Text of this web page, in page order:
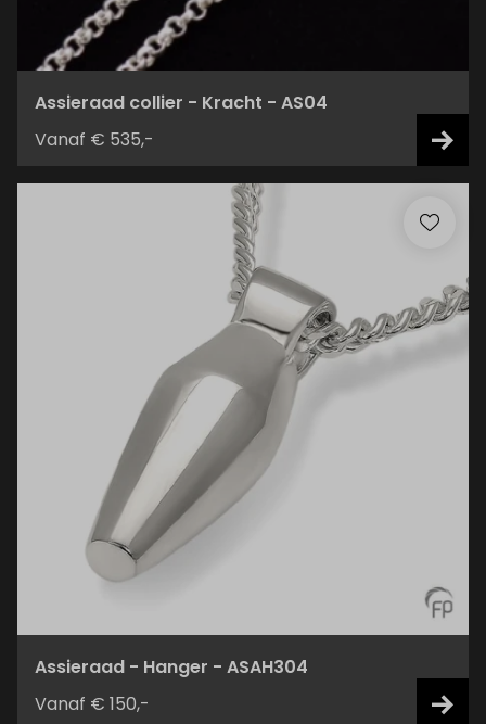
Assieraad collier - Kracht - AS04
Vanaf € 535,-
Assieraad - Hanger - ASAH304
Vanaf € 150,-